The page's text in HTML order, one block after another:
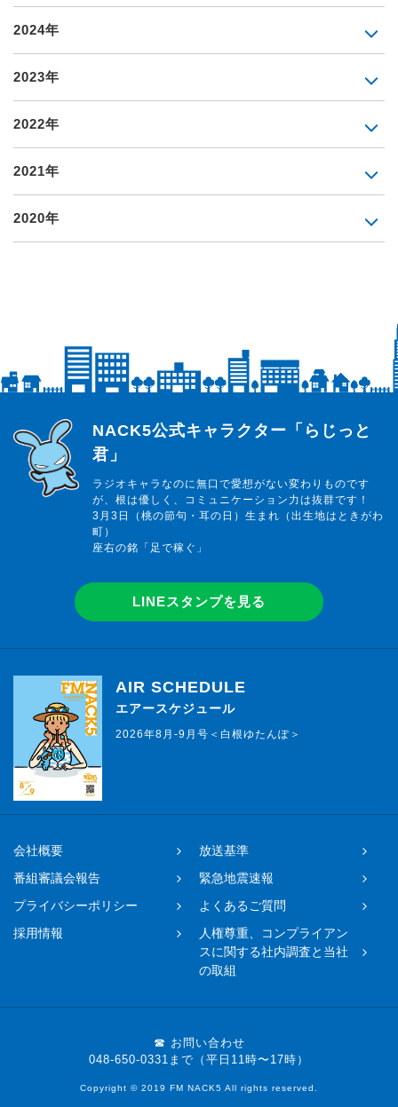
2024年
2023年
2022年
2021年
2020年
らじっと君
NACK5公式キャラクター「らじっと
君」
ラジオキャラなのに無口で愛想がない変わりものです
が、根は優しく、コミュニケーション力は抜群です！
3月3日（桃の節句・耳の日）生まれ（出生地はときがわ
町）
座右の銘「足で稼ぐ」
LINEスタンプを見る
AIR SCHEDULE
エアースケジュール
2026年8月-9月号＜白根ゆたんぽ＞
会社概要
放送基準
番組審議会報告
緊急地震速報
プライバシーポリシー
よくあるご質問
採用情報
人権尊重、コンプライアン
スに関する社内調査と当社
の取組
☎ お問い合わせ
048-650-0331まで（平日11時〜17時）
Copyright © 2019 FM NACK5 All rights reserved.